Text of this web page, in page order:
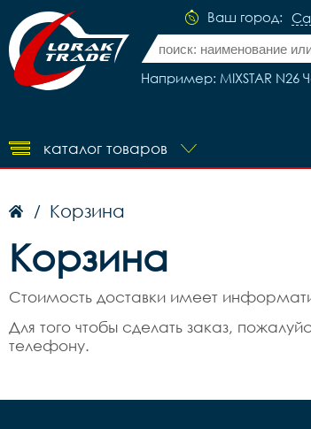
Ваш город:
Например: MIXSTAR
каталог товаров
/ Корзина
Корзина
Стоимость доставки имеет
Для того чтобы сделать заказ,
телефону.